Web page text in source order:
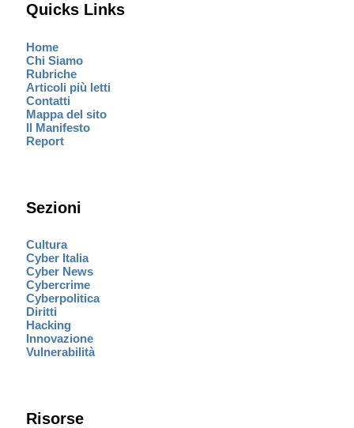
Quicks Links
Home
Chi Siamo
Rubriche
Articoli più letti
Contatti
Mappa del sito
Il Manifesto
Report
Sezioni
Cultura
Cyber Italia
Cyber News
Cybercrime
Cyberpolitica
Diritti
Hacking
Innovazione
Vulnerabilità
Risorse